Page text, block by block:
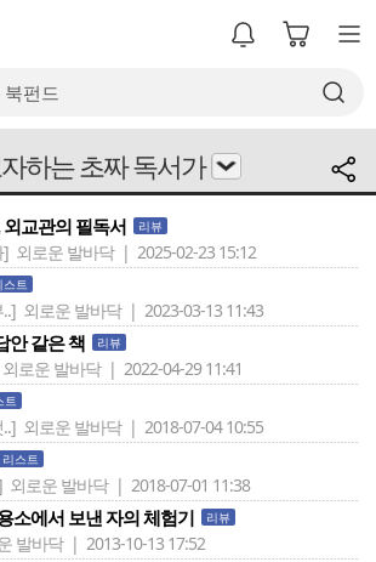
하는 초짜 독서가
교관의 필독서 리뷰
] 외로운 발바닥 | 2025-02-23 15:12
스트
외로운 발바닥 | 2023-03-13 11:43
안 같은 책 리뷰
외로운 발바닥 | 2022-04-29 11:41
트
외로운 발바닥 | 2018-07-04 10:55
리스트
외로운 발바닥 | 2018-07-01 11:38
소에서 보낸 자의 체험기 리뷰
발바닥 | 2013-10-13 17:52